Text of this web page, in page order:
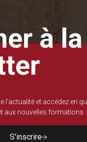
à la
l'actualité et accédez en
aux nouvelles formations.
S'inscrire